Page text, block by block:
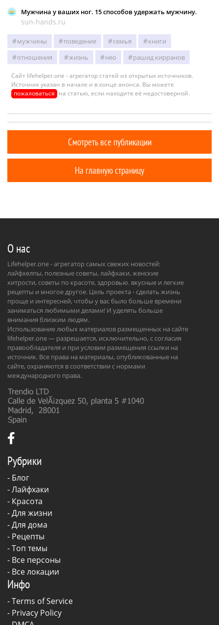
Мужчина у ваших ног. 15 способов удержать мужчину.
sun-hands.ru
мужчины поведение семья
книги
отношения
жизнь нео рашид кирранов
Сайт lifehelper.one - агрегатор статей из открытых источников.
Источник указан в начале и в конце анонса. Вы можете
пожаловаться на статью, если находите её недостоверной.
Смотреть все публикации
На главную страницу
О нас
Lifehelper.one - агрегатор самых свежих новостей:
лайфхелпы, полезные советы, лайфхаки, женские
хитрости, советы по красоте, здоровью. вкусные и легкие
рецепты и многое другое. Цель проекта - сделать жизнь
проще и интересней, чтобы у вас было больше времени
заниматься любимыми делами! И уделять больше
внимания близким людям.
Использование любых материалов размещенных на сайте
lifehelper.one — разрешается, исключительно, с согласия
правообладателя и при условии размещения ссылки на
источник. Все права на материалы, опубликованные на
сайте, охраняются в соответствии с нормами
международного права.
Рубрики
- Блог
-Лайфхаки
- Красота
-Для жизни
-Для дома
- Рецепты
- Топ темы
- Все персоны
- Все локации
Инфо
-Terms of Service
- Privacy Policy